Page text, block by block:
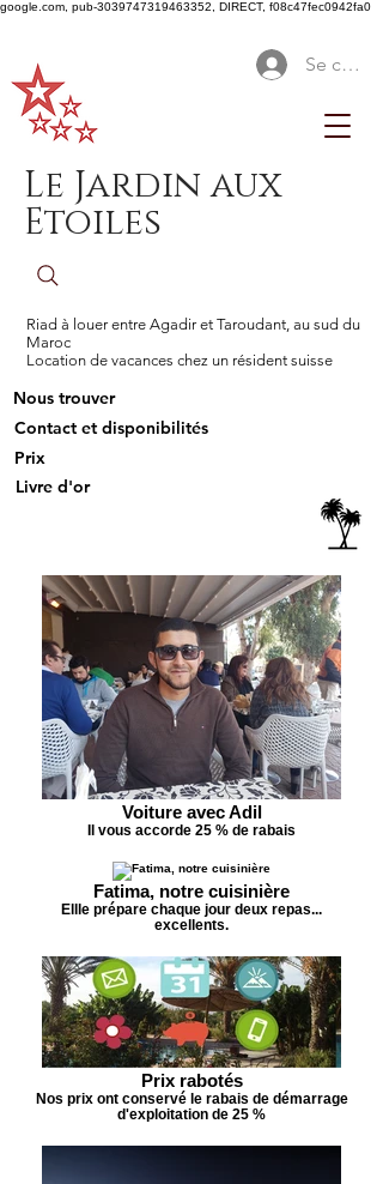
google.com, pub-3039747319463352, DIRECT, f08c47fec0942fa0
Se
Le Jardin aux
Etoiles
Riad à louer entre Agadir et Taroudant, au sud du
Maroc
Location de vacances chez un résident suisse
Nous trouver
Contact et disponibilités
Prix
Livre d'or
Voiture avec Adil
Il vous accorde 25 % de rabais
Fatima, notre cuisinière
Ellle prépare chaque jour deux repas...
excellents.
Prix rabotés
Nos prix ont conservé le rabais de démarrage
d'exploitation de 25 %